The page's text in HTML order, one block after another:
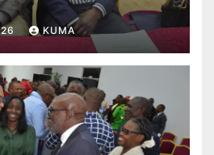
KUMA